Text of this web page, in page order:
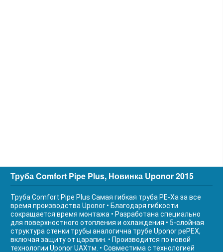
Труба Comfort Pipe Plus, Новинка Uponor 2015
Труба Comfort Pipe Plus Самая гибкая труба РЕ-Ха за все
время производства Uponor • Благодаря гибкости
сокращается время монтажа • Разработана специально
для поверхностного отопления и охлаждения • 5-слойная
структура стенки трубы аналогична трубе Uponor реPEX,
включая защиту от царапин. • Производится по новой
технологии Uponor UAXтм. • Совместима с технологией